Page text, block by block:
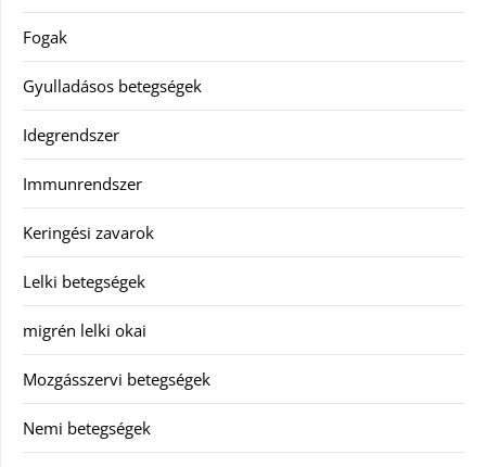
Fogak
Gyulladásos betegségek
Idegrendszer
Immunrendszer
Keringési zavarok
Lelki betegségek
migrén lelki okai
Mozgásszervi betegségek
Nemi betegségek